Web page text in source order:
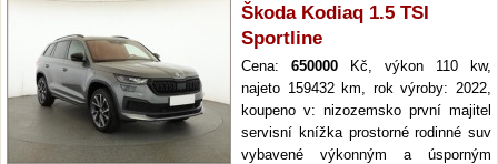
Škoda Kodiaq 1.5 TSI
Sportline
Cena: 650000 Kč, výkon 110 kw,
najeto 159432 km, rok výroby: 2022,
koupeno v: nizozemsko první majitel
servisní knížka prostorné rodinné suv
vybavené výkonným a úsporným